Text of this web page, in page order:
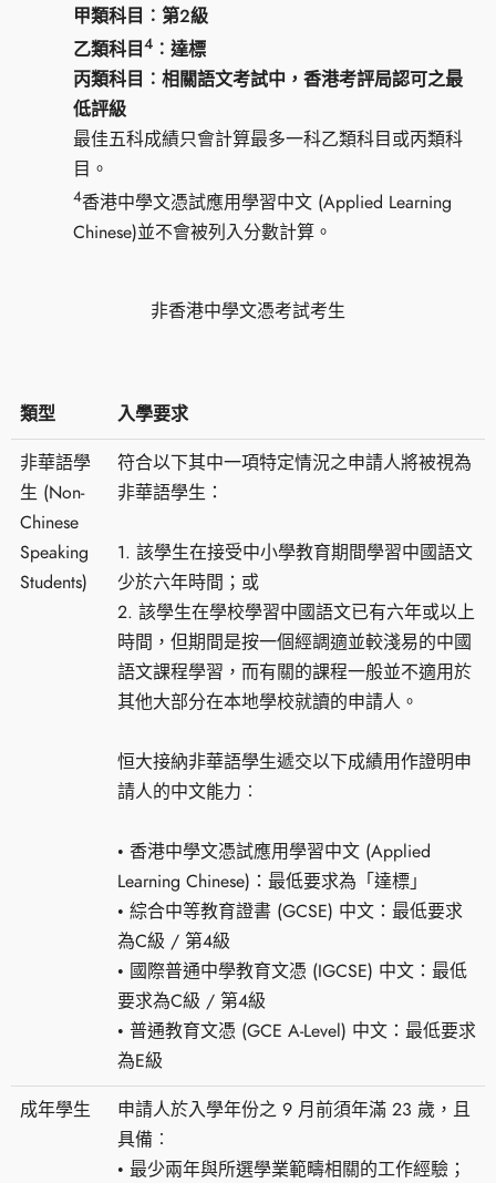
甲類科目︰第2級
乙類科目4 ︰達標
丙類科目︰相關語文考試中，香港考評局認可之最
低評級
最佳五科成績只會計算最多一科乙類科目或丙類科
目。
4香港中學文憑試應用學習中文 (Applied Learning
Chinese)並不會被列入分數計算。
非香港中學文憑考試考生
類型
入學要求
非華語學
生 (Non-
Chinese
Speaking
Students)
符合以下其中一項特定情況之申請人將被視為
非華語學生：
1. 該學生在接受中小學教育期間學習中國語文
少於六年時間；或
2. 該學生在學校學習中國語文已有六年或以上
時間，但期間是按一個經調適並較淺易的中國
語文課程學習，而有關的課程一般並不適用於
其他大部分在本地學校就讀的申請人。
恒大接納非華語學生遞交以下成績用作證明申
請人的中文能力︰
• 香港中學文憑試應用學習中文 (Applied
Learning Chinese)：最低要求為「達標」
• 綜合中等教育證書 (GCSE) 中文：最低要求
為C級 / 第4級
• 國際普通中學教育文憑 (IGCSE) 中文：最低
要求為C級 / 第4級
• 普通教育文憑 (GCE A-Level) 中文：最低要求
為E級
成年學生
申請人於入學年份之 9 月前須年滿 23 歲，且
具備︰
• 最少兩年與所選學業範疇相關的工作經驗；